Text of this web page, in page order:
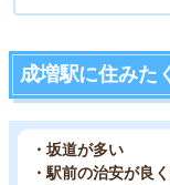
成増駅に住みた
・坂道が多い
・駅前の治安が良